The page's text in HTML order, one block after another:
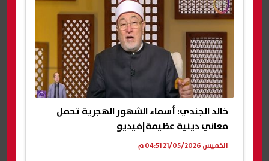
خالد الجندي: أسماء الشهور الهجرية تحمل
معاني دينية عظيمة|فيديو
الخميس 21/05/2026 04:51 م